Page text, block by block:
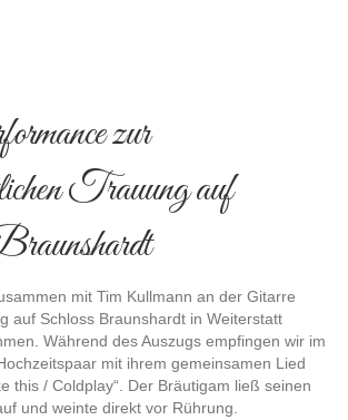
zur
Trauung auf
mit Tim Kullmann an der Gitarre
auf Schloss Braunshardt in Weiterstatt
Während des Auszugs empfingen wir im
mit ihrem gemeinsamen Lied
this / Coldplay“. Der Bräutigam ließ seinen
und weinte direkt vor Rührung.